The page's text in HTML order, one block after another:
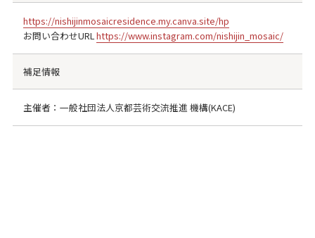
https://nishijinmosaicresidence.my.canva.site/hp
お問い合わせURLhttps://www.instagram.com/nishijin_mosaic/
補足情報
主催者：一般社団法人京都芸術交流推進 機構(KACE)